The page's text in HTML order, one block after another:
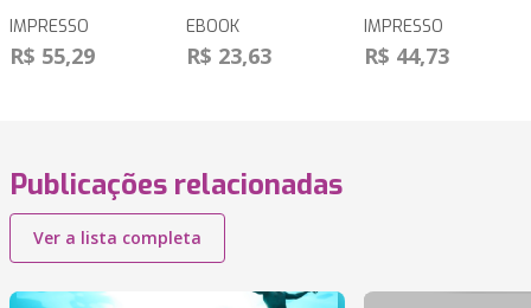
IMPRESSO
R$ 55,29
EBOOK
R$ 23,63
IMPRESSO
R$ 44,73
Publicações relacionadas
Ver a lista completa